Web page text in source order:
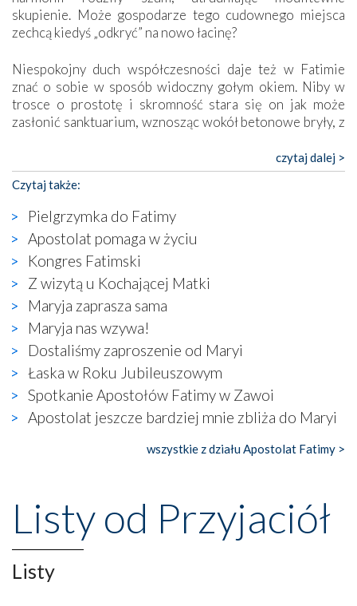
skupienie. Może gospodarze tego cudownego miejsca
zechcą kiedyś „odkryć” na nowo łacinę?
Niespokojny duch współczesności daje też w Fatimie
znać o sobie w sposób widoczny gołym okiem. Niby w
trosce o prostotę i skromność stara się on jak może
zasłonić sanktuarium, wznosząc wokół betonowe bryły, z
katolickiego kultu. Tylko co wspólnego z żywą,
autentyczną wiarą mogą mieć płaskie, szare bunkry albo
kaplice, w których Tabernakulum przypomina bardziej
skrzynkę na narzędzia? Albo co powiedzieć o ustawionym
tuż przy nowej bazylice wielkim krzyżu, na którym
zamiast Chrystusa umieszczono dziwaczną postać jakby
wyjętą ze starożytnych hieroglifów? W kulturowym
kontekście naszych czasów to raczej karykatura niż godny
wizerunek Zbawiciela…
Zatem nawet w bezpośrednim otoczeniu sanktuarium
naocznie przekonaliśmy się, że wewnątrz Kościoła toczy
się ogromna walka o kształt katolicyzmu i o serca
wierzących. Do czego to zmaganie może prowadzić,
widzieliśmy w urokliwym, niewielkim mieście Obidos,
gdzie w miejscu dawnego kościoła działa dzisiaj…
księgarnia.
Nasze pielgrzymkowe wyprawy, których celem były
wznoszono na chwałę Bożą, na przykład – w podzięce za
Opatrznościową pomoc w wygranej bitwie o
niepodległość kraju. Zachwyt budziła potężna, a zarazem
misterna architektura tych monumentalnych dzieł,
wspaniałe zdobienia, dbałość ich twórców o detale,
czytaj dalej >
Czytaj także:
Pielgrzymka do Fatimy
Apostolat pomaga w życiu
Kongres Fatimski
Z wizytą u Kochającej Matki
Maryja zaprasza sama
Maryja nas wzywa!
Dostaliśmy zaproszenie od Maryi
Łaska w Roku Jubileuszowym
Spotkanie Apostołów Fatimy w Zawoi
Apostolat jeszcze bardziej mnie zbliża do Maryi
wszystkie z działu Apostolat Fatimy >
Listy od Przyjaciół
Listy